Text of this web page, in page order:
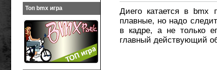
Диего катается в bmx
плавные, но надо
в кадре, а не только
главный действующий
Топ bmx игра